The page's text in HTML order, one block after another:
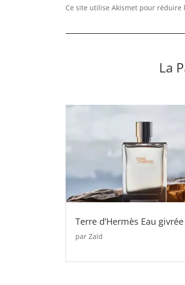
Ce site utilise Akismet pour réduire
La
Terre d’Hermès Eau givrée
parZaïd